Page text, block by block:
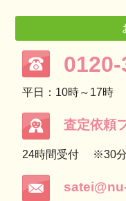
平日：10時～17時
査定依頼
24時間受付 ※30